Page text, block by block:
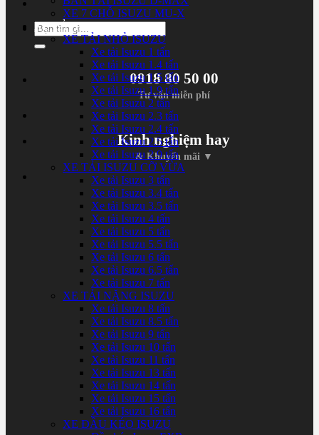
Tìm
kiếm:
0918 80 50 00
Tư vấn miễn phí
Kinh nghiệm hay
& Khuyến mãi ▼
XE 7 CHỖ ISUZU MU-X
XE TẢI ISUZU
XE TẢI NHỎ ISUZU
Xe tải Isuzu 1 tấn
Xe tải Isuzu 1.4 tấn
Xe tải Isuzu 1.5 tấn
Xe tải Isuzu 1.9 tấn
Xe tải Isuzu 2 tấn
Xe tải Isuzu 2.3 tấn
Xe tải Isuzu 2.4 tấn
Xe tải Isuzu 2.5 tấn
Xe tải Isuzu 2.9 tấn
XE TẢI ISUZU CỠ VỪA
Xe tải Isuzu 3 tấn
Xe tải Isuzu 3.4 tấn
Xe tải Isuzu 3.5 tấn
Xe tải Isuzu 4 tấn
Xe tải Isuzu 5 tấn
Xe tải Isuzu 5.5 tấn
Xe tải Isuzu 6 tấn
Xe tải Isuzu 6.5 tấn
Xe tải Isuzu 7 tấn
XE TẢI NẶNG ISUZU
Xe tải Isuzu 8 tấn
Xe tải Isuzu 8.5 tấn
Xe tải Isuzu 9 tấn
Xe tải Isuzu 10 tấn
Xe tải Isuzu 11 tấn
Xe tải Isuzu 13 tấn
Xe tải Isuzu 14 tấn
Xe tải Isuzu 15 tấn
Xe tải Isuzu 16 tấn
XE ĐẦU KÉO ISUZU